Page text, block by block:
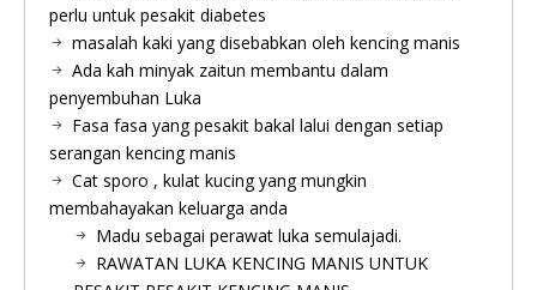
perlu untuk pesakit diabetes
masalah kaki yang disebabkan oleh kencing manis
Ada kah minyak zaitun membantu dalam
penyembuhan Luka
Fasa fasa yang pesakit bakal lalui dengan setiap
serangan kencing manis
Cat sporo , kulat kucing yang mungkin
membahayakan keluarga anda
Madu sebagai perawat luka semulajadi.
RAWATAN LUKA KENCING MANIS UNTUK